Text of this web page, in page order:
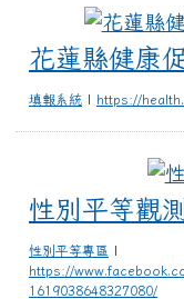
花蓮縣健康
填報系統 | https://
性別平等觀
性別平等專區 |
https://
1619038648327080/